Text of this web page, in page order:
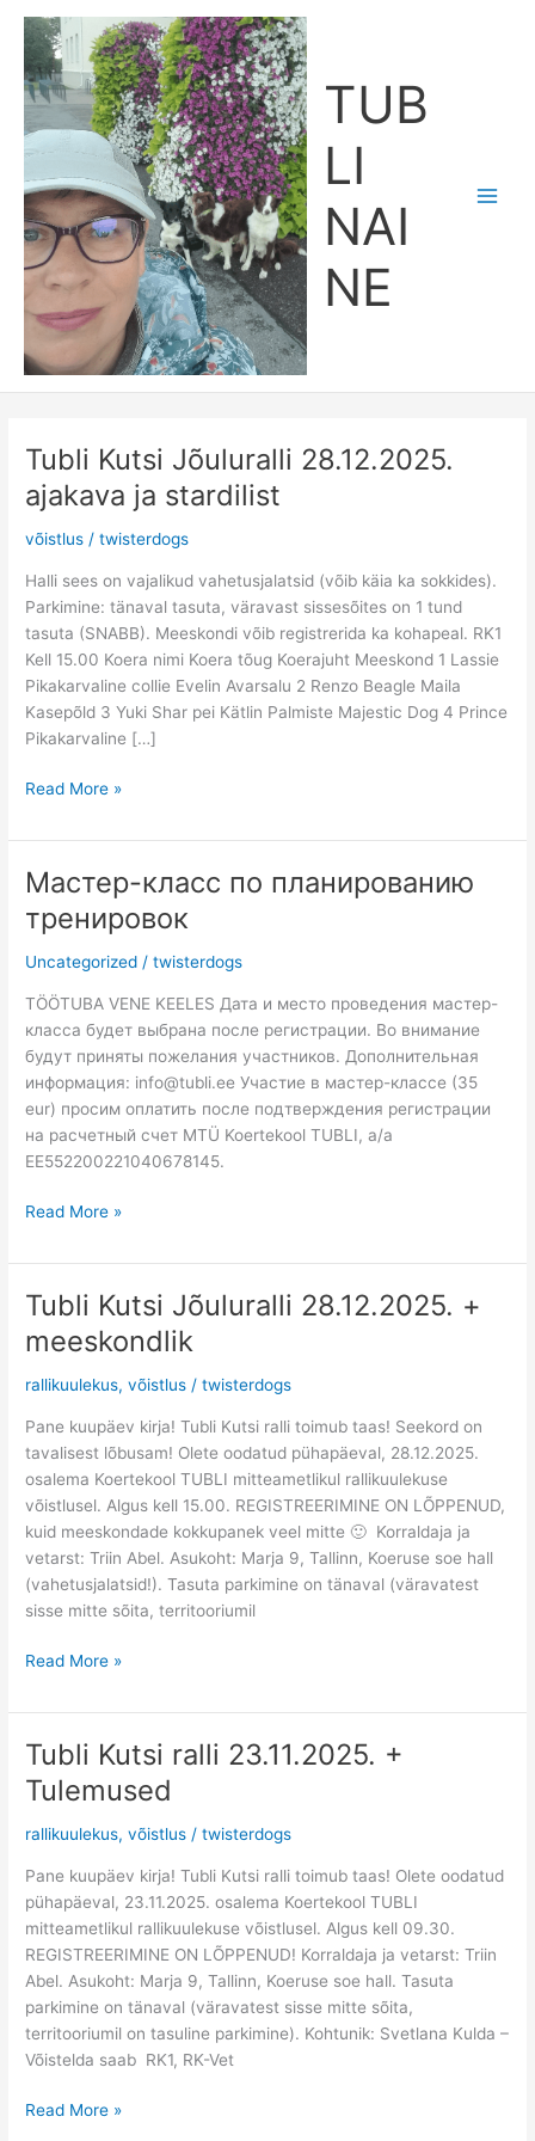
content
TUB
LI
NAI
NE
Tubli Kutsi Jõuluralli 28.12.2025.
ajakava ja stardilist
võistlus /twisterdogs
Halli sees on vajalikud vahetusjalatsid (võib käia ka sokkides).
Parkimine: tänaval tasuta, väravast sissesõites on 1 tund
tasuta (SNABB). Meeskondi võib registrerida ka kohapeal. RK1
Kell 15.00 Koera nimi Koera tõug Koerajuht Meeskond 1 Lassie
Pikakarvaline collie Evelin Avarsalu 2 Renzo Beagle Maila
Kasepõld 3 Yuki Shar pei Kätlin Palmiste Majestic Dog 4 Prince
Pikakarvaline […]
Tubli
Kutsi
Jõuluralli
28.12.2025.
ja
stardilist
Read More »
Мастер-класс по планированию
тренировок
Uncategorized /twisterdogs
TÖÖTUBA VENE KEELES Дата и место проведения мастер-
класса будет выбрана после регистрации. Во внимание
будут приняты пожелания участников. Дополнительная
информация: info@tubli.ee Участие в мастер-классе (35
eur) просим оплатить после подтверждения регистрации
на расчетный счет MTÜ Koertekool TUBLI, a/a
EE552200221040678145.
Мастер-
по
планированию
Read More »
Tubli Kutsi Jõuluralli 28.12.2025. +
meeskondlik
rallikuulekus,võistlus /twisterdogs
Pane kuupäev kirja! Tubli Kutsi ralli toimub taas! Seekord on
tavalisest lõbusam! Olete oodatud pühapäeval, 28.12.2025.
osalema Koertekool TUBLI mitteametlikul rallikuulekuse
võistlusel. Algus kell 15.00. REGISTREERIMINE ON LÕPPENUD,
kuid meeskondade kokkupanek veel mitte 🙂 Korraldaja ja
vetarst: Triin Abel. Asukoht: Marja 9, Tallinn, Koeruse soe hall
(vahetusjalatsid!). Tasuta parkimine on tänaval (väravatest
sisse mitte sõita, territooriumil
Tubli
Jõuluralli
28.12.2025.
meeskondlik
Read More »
Tubli Kutsi ralli 23.11.2025. +
Tulemused
rallikuulekus,võistlus /twisterdogs
Pane kuupäev kirja! Tubli Kutsi ralli toimub taas! Olete oodatud
pühapäeval, 23.11.2025. osalema Koertekool TUBLI
mitteametlikul rallikuulekuse võistlusel. Algus kell 09.30.
REGISTREERIMINE ON LÕPPENUD! Korraldaja ja vetarst: Triin
Abel. Asukoht: Marja 9, Tallinn, Koeruse soe hall. Tasuta
parkimine on tänaval (väravatest sisse mitte sõita,
territooriumil on tasuline parkimine). Kohtunik: Svetlana Kulda –
Võistelda saab RK1, RK-Vet
Tubli
Kutsi
ralli
23.11.2025.
Tulemused
Read More »